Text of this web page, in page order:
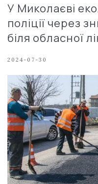
У Миколаєві
поліції через
біля обласної
2024-07-30